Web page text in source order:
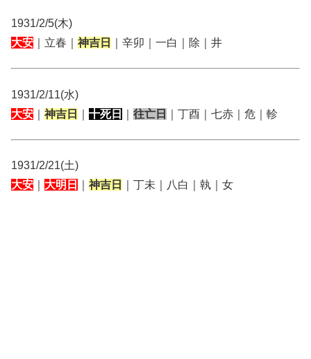
1931/2/5(木)
大安 ｜立春｜ 神吉日 ｜辛卯｜一白｜除｜井
1931/2/11(水)
大安
神吉日 十死日 往亡日 ｜丁酉｜七赤｜危｜軫
1931/2/21(土)
大安
大明日 神吉日 ｜丁未｜八白｜執｜女